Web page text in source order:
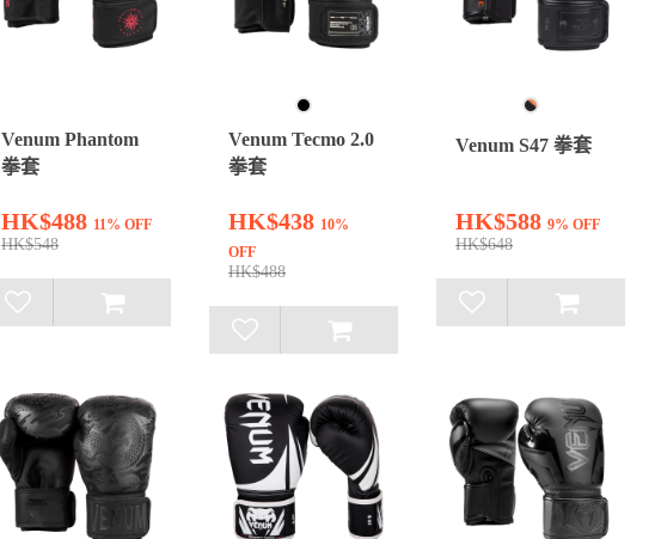
Venum Phantom
拳套
HK$488 11% OFF
HK$548
Venum Tecmo 2.0
拳套
HK$438 10%
OFF
HK$488
Venum S47 拳套
HK$588 9% OFF
HK$648